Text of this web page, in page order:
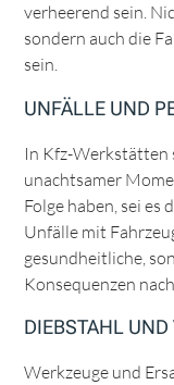
verheerend sein.
sondern auch die
sein.
UNFÄLLE UND
In Kfz-Werkstätten
unachtsamer
Folge haben, sei
Unfälle mit
gesundheitliche,
Konsequenzen
DIEBSTAHL
Werkzeuge und